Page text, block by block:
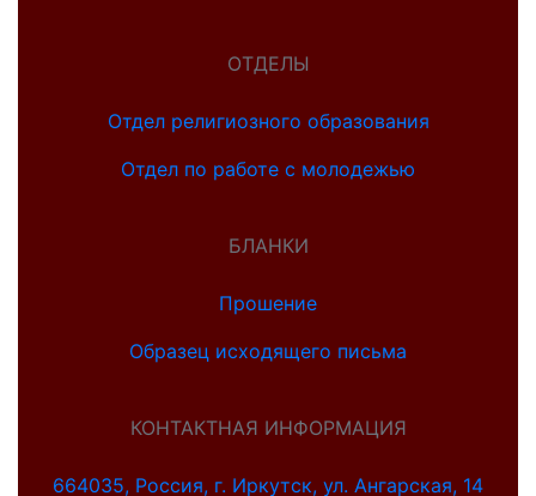
ОТДЕЛЫ
Отдел религиозного образования
Отдел по работе с молодежью
БЛАНКИ
Прошение
Образец исходящего письма
КОНТАКТНАЯ ИНФОРМАЦИЯ
664035, Россия, г. Иркутск, ул. Ангарская, 14